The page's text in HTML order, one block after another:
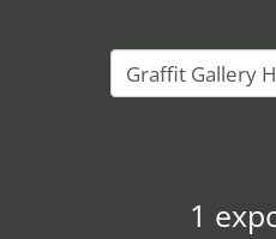
1